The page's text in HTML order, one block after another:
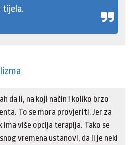
tijela.
da li, na koji način i koliko brzo
To se mora provjeriti. Jer za
ima više opcija terapija. Tako se
vremena ustanovi, da li je neki